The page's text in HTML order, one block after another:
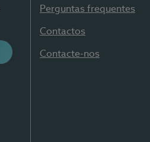
Perguntas frequentes
Contactos
Contacte-nos